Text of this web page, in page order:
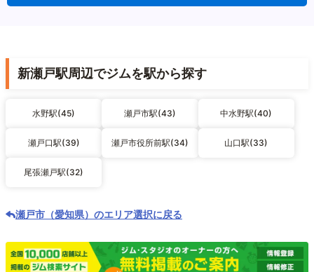
新瀬戸駅周辺でジムを駅から探す
水野駅(45) 瀬戸市駅(43) 中水野駅(40)
瀬戸口駅(39) 瀬戸市役所前駅(34) 山口駅(33)
尾張瀬戸駅(32)
瀬戸市（愛知県）のエリア選択に戻る